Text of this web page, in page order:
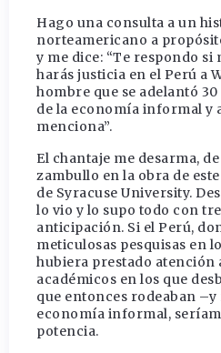
Hago una consulta a un
norteamericano a
y me dice: “Te respondo si
harás justicia en el Perú a
hombre que se adelantó
de la economía informal y
menciona”.
El chantaje me desarma,
zambullo en la obra de
de Syracuse University.
lo vio y lo supo todo con
anticipación. Si el Perú,
meticulosas pesquisas en
hubiera prestado atención
académicos en los que
que entonces rodeaban
economía informal,
potencia.